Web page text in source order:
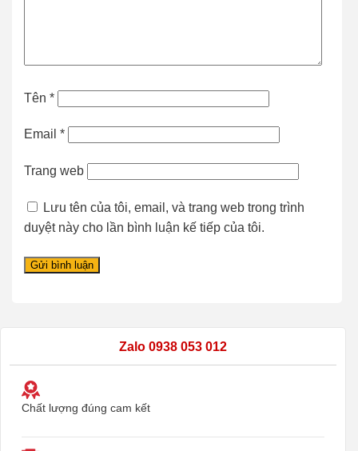
Tên *
Email *
Trang web
Lưu tên của tôi, email, và trang web trong trình
duyệt này cho lần bình luận kế tiếp của tôi.
Zalo 0938 053 012
Chất lượng đúng cam kết